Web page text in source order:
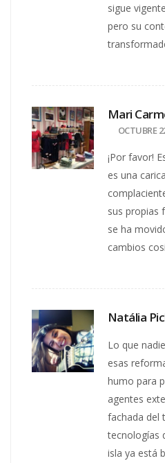
sigue
pero su
Mari
OCTUBRE
¡Por favor!
es una
sus propias
se ha
cambios
Natália
Lo que
esas
humo para
agentes
fachada del
tecnologías
isla ya está